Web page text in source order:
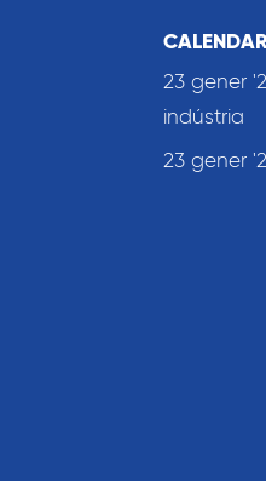
23 gener
indústria
23 gener